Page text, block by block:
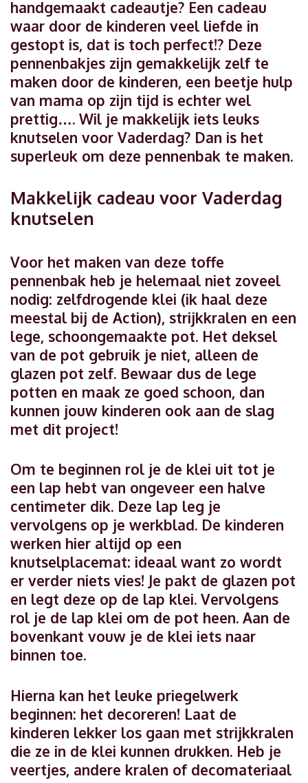
handgemaakt cadeautje? Een cadeau
waar door de kinderen veel liefde in
gestopt is, dat is toch perfect!? Deze
pennenbakjes zijn gemakkelijk zelf te
maken door de kinderen, een beetje hulp
van mama op zijn tijd is echter wel
prettig…. Wil je makkelijk iets leuks
knutselen voor Vaderdag? Dan is het
superleuk om deze pennenbak te maken.
Makkelijk cadeau voor Vaderdag
knutselen
Voor het maken van deze toffe
pennenbak heb je helemaal niet zoveel
nodig: zelfdrogende klei (ik haal deze
meestal bij de Action), strijkkralen en een
lege, schoongemaakte pot. Het deksel
van de pot gebruik je niet, alleen de
glazen pot zelf. Bewaar dus de lege
potten en maak ze goed schoon, dan
kunnen jouw kinderen ook aan de slag
met dit project!
Om te beginnen rol je de klei uit tot je
een lap hebt van ongeveer een halve
centimeter dik. Deze lap leg je
vervolgens op je werkblad. De kinderen
werken hier altijd op een
knutselplacemat: ideaal want zo wordt
er verder niets vies! Je pakt de glazen pot
en legt deze op de lap klei. Vervolgens
rol je de lap klei om de pot heen. Aan de
bovenkant vouw je de klei iets naar
binnen toe.
Hierna kan het leuke priegelwerk
beginnen: het decoreren! Laat de
kinderen lekker los gaan met strijkkralen
die ze in de klei kunnen drukken. Heb je
veertjes, andere kralen of decomateriaal